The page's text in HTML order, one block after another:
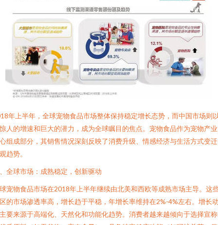
年上半年，全球宠物食品市场整体保持稳定增长态势，而中国市场则
人的增速和巨大的潜力，成为全球瞩目的焦点。宠物食品作为宠物产
组成部分，其销售情况深刻反映了消费升级、情感经济与生活方式变
趋势。
全球市场：成熟稳定，创新驱动
宠物食品市场在2018年上半年继续由北美和西欧等成熟市场主导。这
的市场渗透率高，增长趋于平稳，年增长率维持在2%-4%左右。增长
要来源于高端化、天然化和功能化趋势。消费者越来越倾向于选择宣